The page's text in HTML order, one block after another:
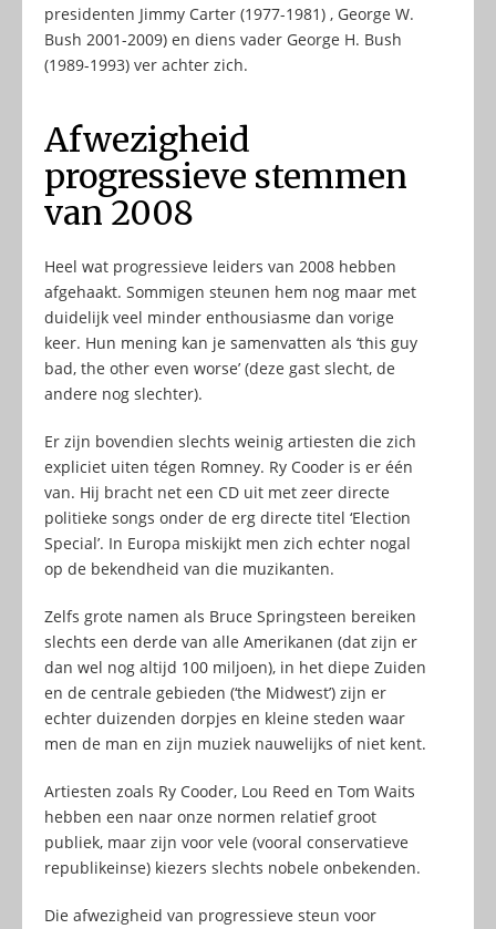
presidenten Jimmy Carter (1977-1981) , George W.
Bush 2001-2009) en diens vader George H. Bush
(1989-1993) ver achter zich.
Afwezigheid
progressieve stemmen
van 2008
Heel wat progressieve leiders van 2008 hebben
afgehaakt. Sommigen steunen hem nog maar met
duidelijk veel minder enthousiasme dan vorige
keer. Hun mening kan je samenvatten als ‘this guy
bad, the other even worse’ (deze gast slecht, de
andere nog slechter).
Er zijn bovendien slechts weinig artiesten die zich
expliciet uiten tégen Romney. Ry Cooder is er één
van. Hij bracht net een CD uit met zeer directe
politieke songs onder de erg directe titel ‘Election
Special’. In Europa miskijkt men zich echter nogal
op de bekendheid van die muzikanten.
Zelfs grote namen als Bruce Springsteen bereiken
slechts een derde van alle Amerikanen (dat zijn er
dan wel nog altijd 100 miljoen), in het diepe Zuiden
en de centrale gebieden (‘the Midwest’) zijn er
echter duizenden dorpjes en kleine steden waar
men de man en zijn muziek nauwelijks of niet kent.
Artiesten zoals Ry Cooder, Lou Reed en Tom Waits
hebben een naar onze normen relatief groot
publiek, maar zijn voor vele (vooral conservatieve
republikeinse) kiezers slechts nobele onbekenden.
Die afwezigheid van progressieve steun voor